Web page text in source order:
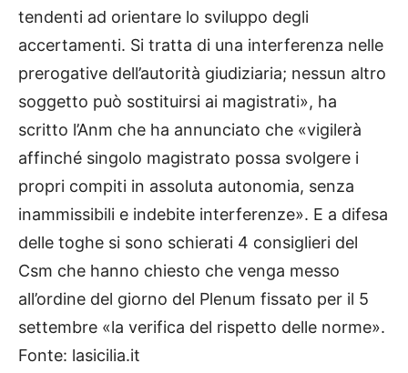
tendenti ad orientare lo sviluppo degli
accertamenti. Si tratta di una interferenza nelle
prerogative dell’autorità giudiziaria; nessun altro
soggetto può sostituirsi ai magistrati», ha
scritto l’Anm che ha annunciato che «vigilerà
affinché singolo magistrato possa svolgere i
propri compiti in assoluta autonomia, senza
inammissibili e indebite interferenze». E a difesa
delle toghe si sono schierati 4 consiglieri del
Csm che hanno chiesto che venga messo
all’ordine del giorno del Plenum fissato per il 5
settembre «la verifica del rispetto delle norme».
Fonte: lasicilia.it